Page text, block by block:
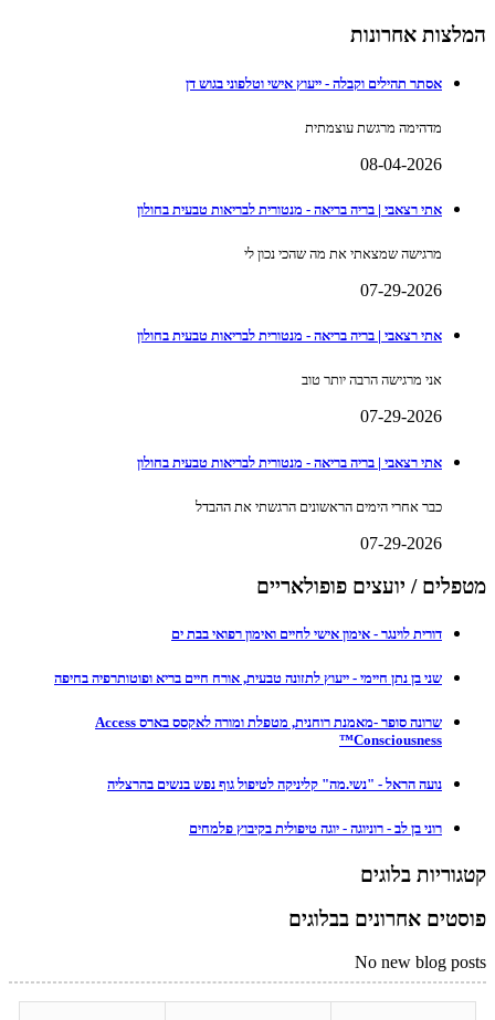
המלצות אחרונות
אסתר תהילים וקבלה - ייעוץ אישי וטלפוני בגוש דן
מדהימה מרגשת עוצמתית
08-04-2026
אתי רצאבי | בריה בריאה - מנטורית לבריאות טבעית בחולון
מרגישה שמצאתי את מה שהכי נכון לי
07-29-2026
אתי רצאבי | בריה בריאה - מנטורית לבריאות טבעית בחולון
אני מרגישה הרבה יותר טוב
07-29-2026
אתי רצאבי | בריה בריאה - מנטורית לבריאות טבעית בחולון
כבר אחרי הימים הראשונים הרגשתי את ההבדל
07-29-2026
מטפלים / יועצים פופולאריים
דורית לוינגר - אימון אישי לחיים ואימון רפואי בבת ים
שני בן נתן חיימי - ייעוץ לתזונה טבעית, אורח חיים בריא ופוטותרפיה בחיפה
שרונה סופר -מאמנת רוחנית, מטפלת ומורה לאקסס בארס Access
Consciousness™
נועה הראל - "נשי.מה" קליניקה לטיפול גוף נפש בנשים בהרצליה
רוני בן לב - רוניוגה - יוגה טיפולית בקיבוץ פלמחים
קטגוריות בלוגים
פוסטים אחרונים בבלוגים
No new blog posts